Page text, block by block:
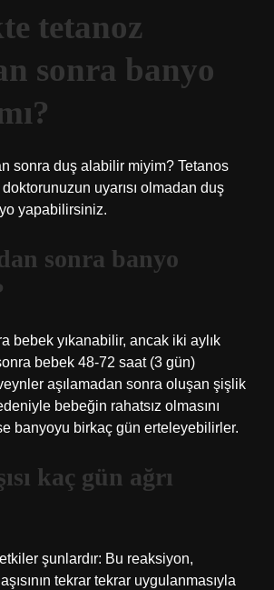
tetanoz
sonra banyo
sonra duş alabilir miyim? Tetanos
doktorunuzun uyarısı olmadan duş
yapabilirsiniz.
sonra banyo
bebek yıkanabilir, ancak iki aylık
bebek 48-72 saat (3 gün)
aşılamadan sonra oluşan şişlik
bebeğin rahatsız olmasını
banyoyu birkaç gün erteleyebilirler.
kaç gün ağrı
şunlardır: Bu reaksiyon,
tekrar tekrar uygulanmasıyla